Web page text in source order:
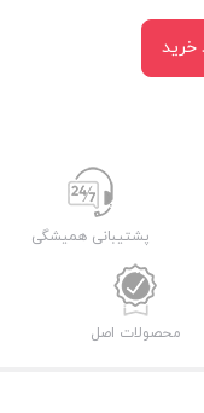
خرید
پشتیبانی همیشگی
محصولات اصل